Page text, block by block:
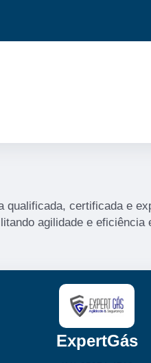
qualificada, certificada e
agilidade e eficiência
ExpertGás